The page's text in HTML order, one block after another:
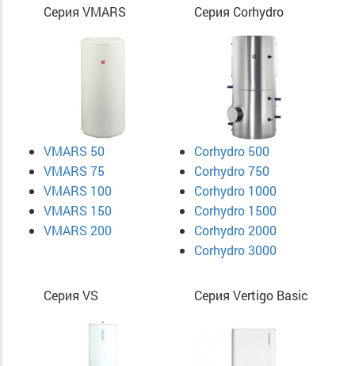
Серия VMARS
VMARS 50
VMARS 75
VMARS 100
VMARS 150
VMARS 200
Серия Corhydro
Corhydro 500
Corhydro 750
Corhydro 1000
Corhydro 1500
Corhydro 2000
Corhydro 3000
Серия VS Серия Vertigo Basic